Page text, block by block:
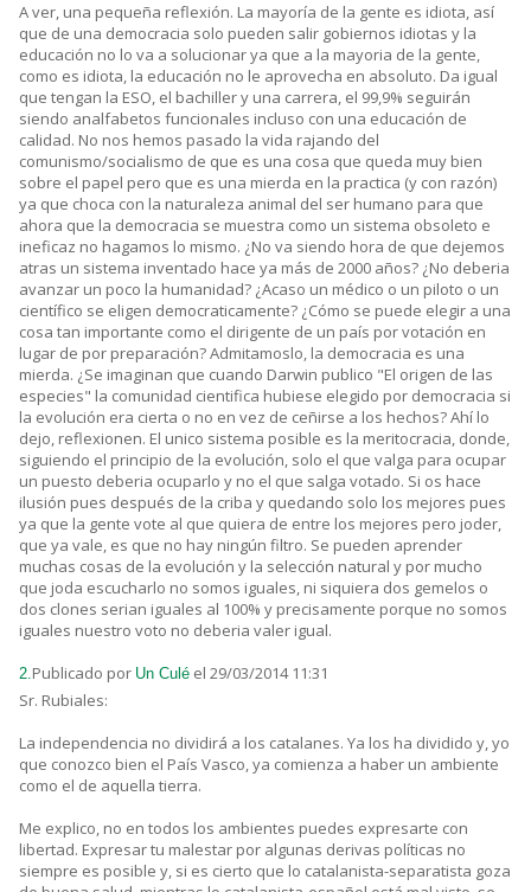
A ver, una pequeña reflexión. La mayoría de la gente es idiota, así
que de una democracia solo pueden salir gobiernos idiotas y la
educación no lo va a solucionar ya que a la mayoria de la gente,
como es idiota, la educación no le aprovecha en absoluto. Da igual
que tengan la ESO, el bachiller y una carrera, el 99,9% seguirán
siendo analfabetos funcionales incluso con una educación de
calidad. No nos hemos pasado la vida rajando del
comunismo/socialismo de que es una cosa que queda muy bien
sobre el papel pero que es una mierda en la practica (y con razón)
ya que choca con la naturaleza animal del ser humano para que
ahora que la democracia se muestra como un sistema obsoleto e
ineficaz no hagamos lo mismo. ¿No va siendo hora de que dejemos
atras un sistema inventado hace ya más de 2000 años? ¿No deberia
avanzar un poco la humanidad? ¿Acaso un médico o un piloto o un
científico se eligen democraticamente? ¿Cómo se puede elegir a una
cosa tan importante como el dirigente de un país por votación en
lugar de por preparación? Admitamoslo, la democracia es una
mierda. ¿Se imaginan que cuando Darwin publico "El origen de las
especies" la comunidad cientifica hubiese elegido por democracia si
la evolución era cierta o no en vez de ceñirse a los hechos? Ahí lo
dejo, reflexionen. El unico sistema posible es la meritocracia, donde,
siguiendo el principio de la evolución, solo el que valga para ocupar
un puesto deberia ocuparlo y no el que salga votado. Si os hace
ilusión pues después de la criba y quedando solo los mejores pues
ya que la gente vote al que quiera de entre los mejores pero joder,
que ya vale, es que no hay ningún filtro. Se pueden aprender
muchas cosas de la evolución y la selección natural y por mucho
que joda escucharlo no somos iguales, ni siquiera dos gemelos o
dos clones serian iguales al 100% y precisamente porque no somos
iguales nuestro voto no deberia valer igual.
2.Publicado por Un Culé el 29/03/2014 11:31
Sr. Rubiales:
La independencia no dividirá a los catalanes. Ya los ha dividido y, yo
que conozco bien el País Vasco, ya comienza a haber un ambiente
como el de aquella tierra.
Me explico, no en todos los ambientes puedes expresarte con
libertad. Expresar tu malestar por algunas derivas políticas no
siempre es posible y, si es cierto que lo catalanista-separatista goza